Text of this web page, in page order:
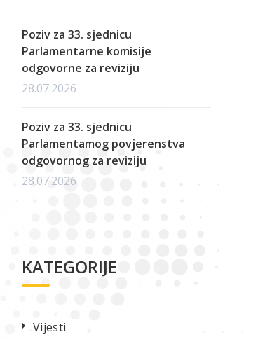
Poziv za 33. sjednicu
Parlamentarne komisije
odgovorne za reviziju
28.07.2026
Poziv za 33. sjednicu
Parlamentamog povjerenstva
odgovornog za reviziju
28.07.2026
KATEGORIJE
Vijesti